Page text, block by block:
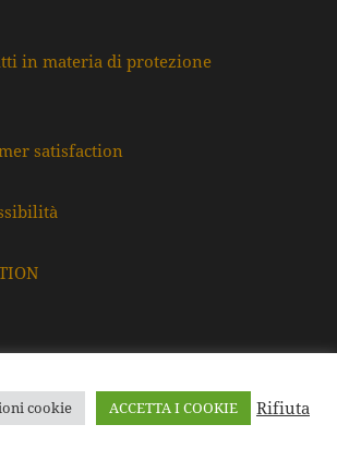
in materia di protezione
satisfaction
cookie ACCETTA I COOKIE Rifiuta